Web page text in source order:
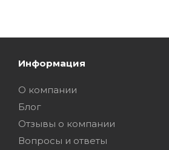
Информация
О компании
Блог
Отзывы о компании
Вопросы и ответы